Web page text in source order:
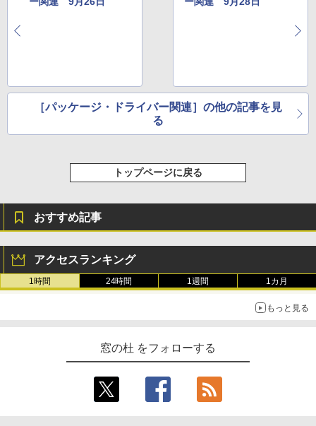
［パッケージ・ドライバー関連］の他の記事を見
る
トップページに戻る
おすすめ記事
アクセスランキング
1時間 24時間 1週間 1カ月
もっと見る
窓の杜 をフォローする